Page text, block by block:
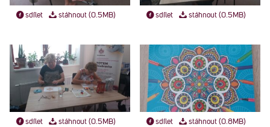
sdílet stáhnout (0.5MB) sdílet stáhnout (0.5MB)
sdílet stáhnout (0.5MB) sdílet stáhnout (0.8MB)